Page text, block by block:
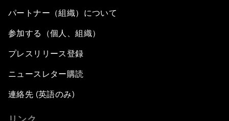
パートナー（組織）について
参加する（個人、組織）
プレスリリース登録
ニュースレター購読
連絡先 (英語のみ)